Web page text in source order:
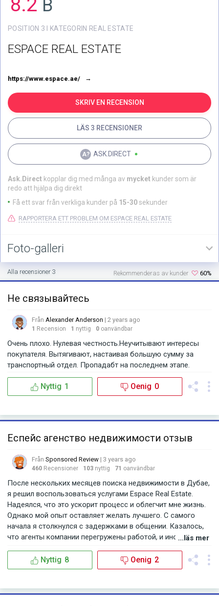
8.2 B
POSITION 3 I KATEGORIN REAL ESTATE
ESPACE REAL ESTATE
https://www.espace.ae/
SKRIV EN RECENSION
LÄS 3 RECENSIONER
ASK.DIRECT
Ask.Direct kopplar dig med många av mycket kunder som är
redo att hjälpa dig direkt
Få ett svar från verkliga kunder på 15-30sekunder
RAPPORTERA ETT PROBLEM OM ESPACE REAL ESTATE
Foto-galleri
Alla recensioner 3 60%
Rekommenderas av kunder
Не связывайтесь
Från Alexander Anderson | 2 years ago
1 Recension 1 nyttig 0 oanvändbar
Очень плохо. Нулевая честность.Неучитывают интересы
покупателя. Вытягивают, настаивая большую сумму за
транспортный отдел. Пропадабт на последнем этапе.
Nyttig 1 Oenig 0
Еспейс агенство недвижимости отзыв
Från Sponsored Review | 3 years ago
460 Recensioner 103 nyttig 71 oanvändbar
После нескольких месяцев поиска недвижимости в Дубае,
я решил воспользоваться услугами Espace Real Estate.
Надеялся, что это ускорит процесс и облегчит мне жизнь.
Однако мой опыт оставляет желать лучшего. С самого
начала я столкнулся с задержками в общении. Казалось,
что агенты компании перегружены работой, и иногда мне
вопросы. Это было особенно раздражающим, когда речь
шла о срочных делах, таких как просмотр объектов или
информация иногда была неточной или устаревшей. В
...läs mer
Nyttig 8 Oenig 2